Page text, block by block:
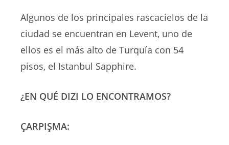
Algunos de los principales rascacielos de la
ciudad se encuentran en Levent, uno de
ellos es el más alto de Turquía con 54
pisos, el Istanbul Sapphire.
¿EN QUÉ DIZI LO ENCONTRAMOS?
ÇARPIŞMA: